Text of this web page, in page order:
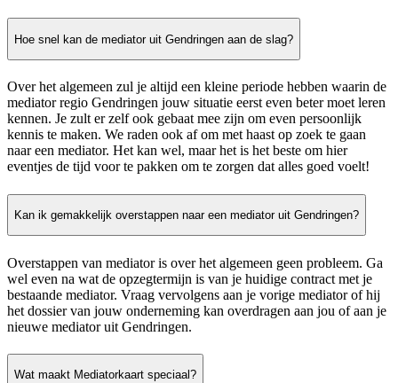
Hoe snel kan de mediator uit Gendringen aan de slag?
Over het algemeen zul je altijd een kleine periode hebben waarin de
mediator regio Gendringen jouw situatie eerst even beter moet leren
kennen. Je zult er zelf ook gebaat mee zijn om even persoonlijk
kennis te maken. We raden ook af om met haast op zoek te gaan
naar een mediator. Het kan wel, maar het is het beste om hier
eventjes de tijd voor te pakken om te zorgen dat alles goed voelt!
Kan ik gemakkelijk overstappen naar een mediator uit Gendringen?
Overstappen van mediator is over het algemeen geen probleem. Ga
wel even na wat de opzegtermijn is van je huidige contract met je
bestaande mediator. Vraag vervolgens aan je vorige mediator of hij
het dossier van jouw onderneming kan overdragen aan jou of aan je
nieuwe mediator uit Gendringen.
Wat maakt Mediatorkaart speciaal?